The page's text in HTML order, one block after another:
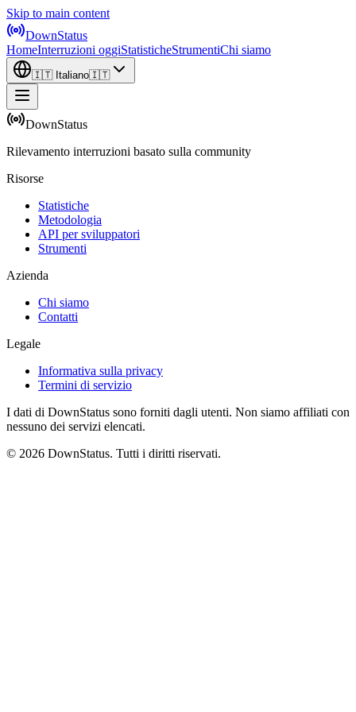
Skip to main content
DownStatus
HomeInterruzioni oggiStatisticheStrumentiChi siamo
🇮🇹 Italiano🇮🇹
DownStatus
Rilevamento interruzioni basato sulla community
Risorse
Statistiche
Metodologia
API per sviluppatori
Strumenti
Azienda
Chi siamo
Contatti
Legale
Informativa sulla privacy
Termini di servizio
I dati di DownStatus sono forniti dagli utenti. Non siamo affiliati con
nessuno dei servizi elencati.
© 2026 DownStatus. Tutti i diritti riservati.